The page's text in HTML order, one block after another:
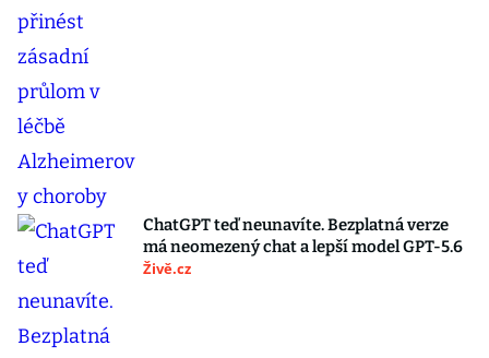
ChatGPT teď neunavíte. Bezplatná verze
má neomezený chat a lepší model GPT-5.6
Živě.cz